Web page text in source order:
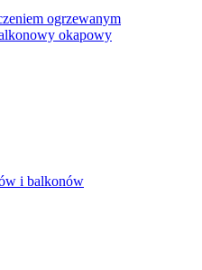
ogrzewanym
okapowy
i balkonów